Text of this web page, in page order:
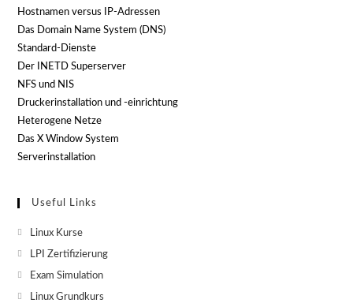
Hostnamen versus IP-Adressen
Das Domain Name System (DNS)
Standard-Dienste
Der INETD Superserver
NFS und NIS
Druckerinstallation und -einrichtung
Heterogene Netze
Das X Window System
Serverinstallation
Useful Links
Linux Kurse
LPI Zertifizierung
Exam Simulation
Linux Grundkurs